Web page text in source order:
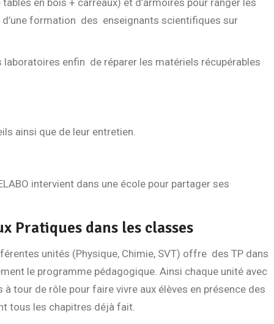
en bois + carreaux) et d’armoires pour ranger les
formation des enseignants scientifiques sur
enfin de réparer les matériels récupérables
ainsi que de leur entretien.
intervient dans une école pour partager ses
Pratiques dans les classes
unités (Physique, Chimie, SVT) offre des TP dans
le programme pédagogique. Ainsi chaque unité avec
tour de rôle pour faire vivre aux élèves en présence des
tous les chapitres déjà fait.